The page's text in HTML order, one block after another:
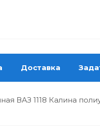
Доставка
ВАЗ 1118 Калина